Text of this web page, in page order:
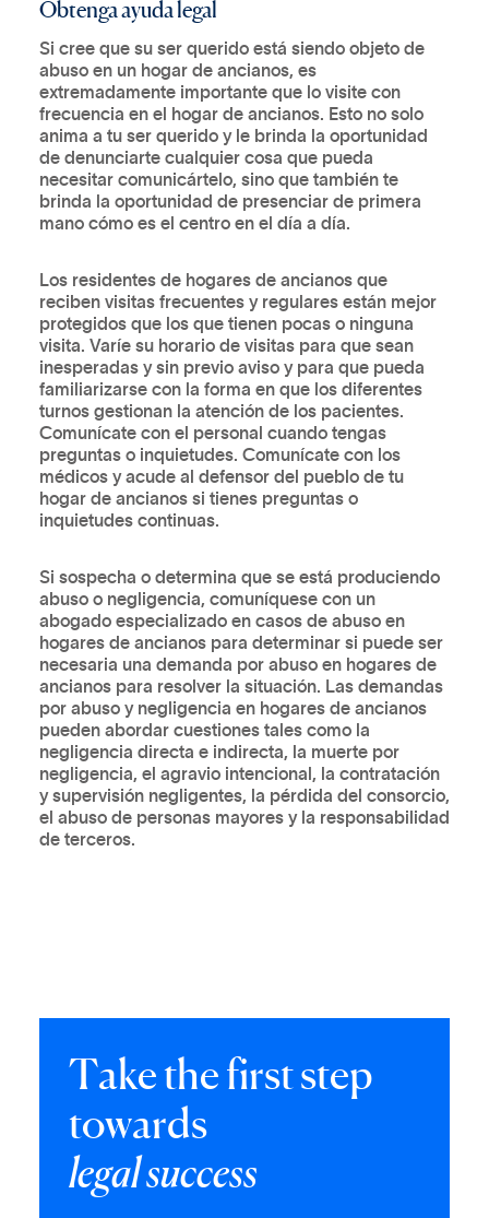
Obtenga ayuda legal
Si cree que su ser querido está siendo objeto de
abuso en un hogar de ancianos, es
extremadamente importante que lo visite con
frecuencia en el hogar de ancianos. Esto no solo
anima a tu ser querido y le brinda la oportunidad
de denunciarte cualquier cosa que pueda
necesitar comunicártelo, sino que también te
brinda la oportunidad de presenciar de primera
mano cómo es el centro en el día a día.
Los residentes de hogares de ancianos que
reciben visitas frecuentes y regulares están mejor
protegidos que los que tienen pocas o ninguna
visita. Varíe su horario de visitas para que sean
inesperadas y sin previo aviso y para que pueda
familiarizarse con la forma en que los diferentes
turnos gestionan la atención de los pacientes.
Comunícate con el personal cuando tengas
preguntas o inquietudes. Comunícate con los
médicos y acude al defensor del pueblo de tu
hogar de ancianos si tienes preguntas o
inquietudes continuas.
Si sospecha o determina que se está produciendo
abuso o negligencia, comuníquese con un
abogado especializado en casos de abuso en
hogares de ancianos para determinar si puede ser
necesaria una demanda por abuso en hogares de
ancianos para resolver la situación. Las demandas
por abuso y negligencia en hogares de ancianos
pueden abordar cuestiones tales como la
negligencia directa e indirecta, la muerte por
negligencia, el agravio intencional, la contratación
y supervisión negligentes, la pérdida del consorcio,
el abuso de personas mayores y la responsabilidad
de terceros.
Takethefirststep
towards
legalsuccess